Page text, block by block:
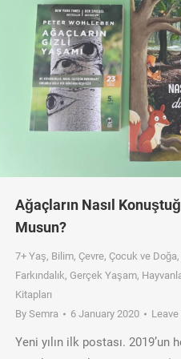
Ağaçların Nasıl
Musun?
7+ Yaş, Bilim, Çevre, Çocuk ve Doğa,
Farkındalık, Gerçek Yaşam,
Kitapları
By Semra 6 January 2020
Yeni yılın ilk postası. 2019’un